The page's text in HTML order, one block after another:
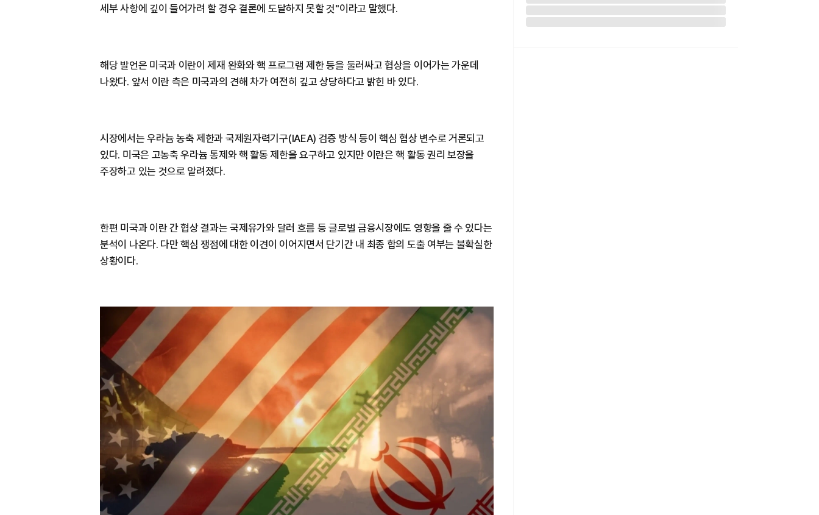
세부 사항에 깊이 들어가려 할 경우 결론에 도달하지 못할 것"이라고 말했다.
해당 발언은 미국과 이란이 제재 완화와 핵 프로그램 제한 등을 둘러싸고 협상을 이어가는 가운데
나왔다. 앞서 이란 측은 미국과의 견해 차가 여전히 깊고 상당하다고 밝힌 바 있다.
시장에서는 우라늄 농축 제한과 국제원자력기구(IAEA) 검증 방식 등이 핵심 협상 변수로 거론되고
있다. 미국은 고농축 우라늄 통제와 핵 활동 제한을 요구하고 있지만 이란은 핵 활동 권리 보장을
주장하고 있는 것으로 알려졌다.
한편 미국과 이란 간 협상 결과는 국제유가와 달러 흐름 등 글로벌 금융시장에도 영향을 줄 수 있다는
분석이 나온다. 다만 핵심 쟁점에 대한 이견이 이어지면서 단기간 내 최종 합의 도출 여부는 불확실한
상황이다.